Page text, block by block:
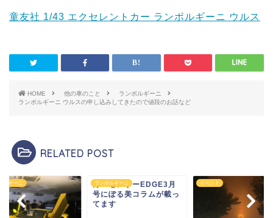
童友社 1/43 エクセレントカー ランボルギーニ ウルス
HOME 他の車のこと
ランボルギーニ
ランボルギーニ ウルスの申し込みしてきたので値段のお話など
RELATED POST
ルギーニ ランボルギーニ
カーセンサーEDGE3月
号にぽる美コラムが載っ
てます
イベント